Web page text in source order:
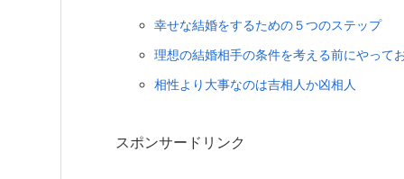
幸せな結婚をするための５つのステップ
理想の結婚相手の条件を考える前にやって
相性より大事なのは吉相人か凶相人
スポンサードリンク